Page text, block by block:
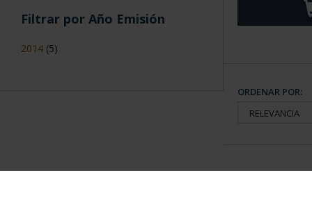
Filtrar por Año Emisión
2014 (5)
ORDENAR POR: